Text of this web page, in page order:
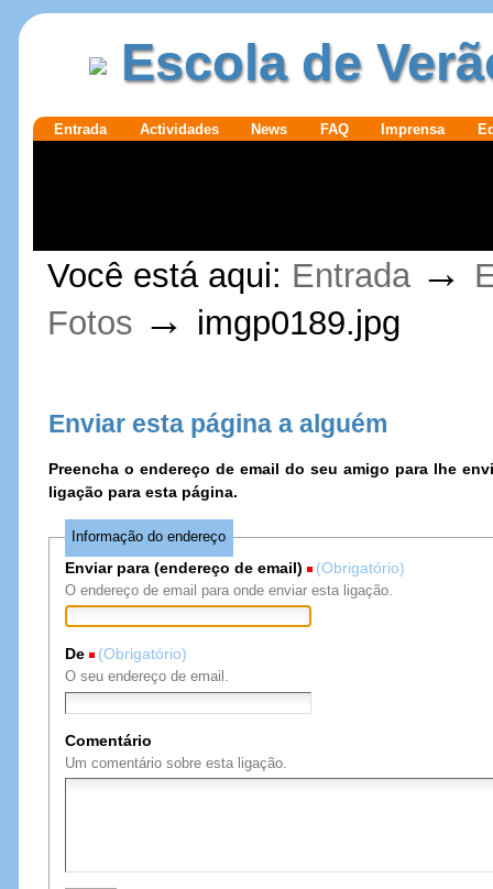
Ir para o
Escola de
SecçõesEntrada Actividades News FAQ Imprensa
Pessoais
Você está aqui: Entrada →
Fotos → imgp0189.jpg
Enviar esta página a alguém
Preencha o endereço de email do seu amigo para lhe
ligação para esta página.
Informação do endereço
Enviar para (endereço de email) (Obrigatório)
O endereço de email para onde enviar esta ligação.
De (Obrigatório)
O seu endereço de email.
Comentário
Um comentário sobre esta ligação.